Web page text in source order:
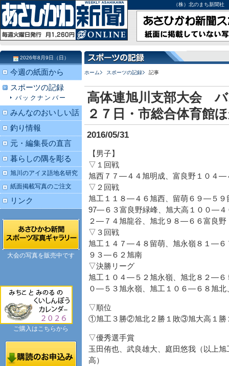
（株）北のまち新聞
ホーム スポーツの記録 記事
高体連旭川支部大会
２７日・市総合体育館
2016/05/31
【男子】
▽１回戦
旭西７７―４４旭明成、富良野１０４―
▽２回戦
旭工１１８―４６旭西、留萌６９―５
97―６３富良野緑峰、旭大高１００―
２―７４旭龍谷、旭北９８―６６富良野
▽３回戦
旭工１４７―４８留萌、旭永嶺８１―
９３―６２旭南
▽決勝リーグ
旭工１０４―５２旭永嶺、旭北８２―
０―５３旭永嶺、旭工１０６―６８旭
▽順位
①旭工３勝②旭北２勝１敗③旭大高１勝
▽優秀選手賞
玉田侑也、武良雄大、庭田悠我（以上
高）
2026年8月9日（日）
今週の紙面から
スポーツの記録
バックナンバー
みんなのおいしい話
釣り情報
元・編集長の直言
暮らしの隅を彫る
旭川のアイヌ語地名研究
紙面掲載写真のご注文
リンク
大会の写真を販売中です
ご購入はこちらから